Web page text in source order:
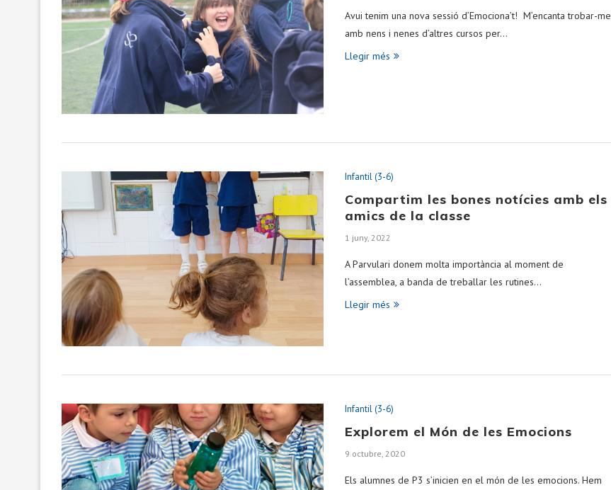
Avui tenim una nova sessió d’Emociona’t! M’encanta trobar-me
amb nens i nenes d’altres cursos per…
Llegir més
Infantil (3-6)
Compartim les bones notícies amb els
amics de la classe
1 juny, 2022
A Parvulari donem molta importància al moment de
l’assemblea, a banda de treballar les rutines…
Llegir més
Infantil (3-6)
Explorem el Món de les Emocions
9 octubre, 2020
Els alumnes de P3 s’inicien en el món de les emocions. Hem